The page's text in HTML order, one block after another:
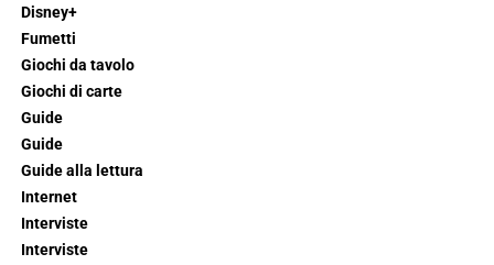
Disney+
Fumetti
Giochi da tavolo
Giochi di carte
Guide
Guide
Guide alla lettura
Internet
Interviste
Interviste